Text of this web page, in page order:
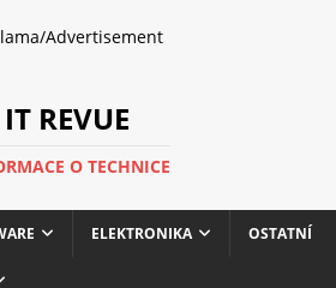
Advertisement
IT REVUE
O TECHNICE
ELEKTRONIKA OSTATNÍ